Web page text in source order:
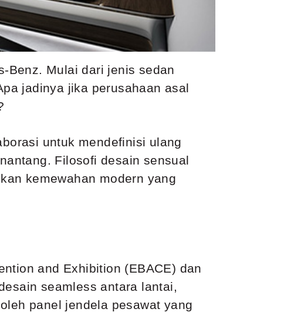
Benz. Mulai dari jenis sedan
jadinya jika perusahaan asal
untuk mendefinisi ulang
Filosofi desain sensual
kemewahan modern yang
and Exhibition (EBACE) dan
seamless antara lantai,
panel jendela pesawat yang